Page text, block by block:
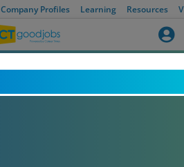
Company Profiles Learning Resources